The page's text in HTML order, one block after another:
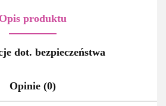
Opis produktu
dot. bezpieczeństwa
Opinie (0)